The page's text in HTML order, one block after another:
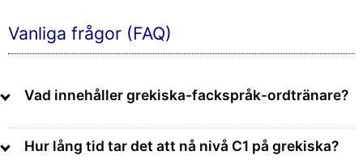
Vanliga frågor (FAQ)
Vad innehåller grekiska-fackspråk-ordtränare?
Hur lång tid tar det att nå nivå C1 på grekiska?